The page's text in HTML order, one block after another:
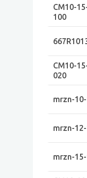
CM10-
100
CM10-
020
mrzn-
mrzn-
mrzn-